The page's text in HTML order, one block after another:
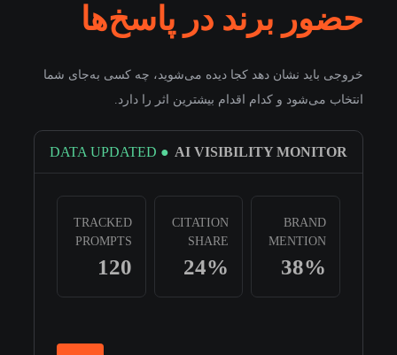
حضور برند در پاسخ‌ها
خروجی باید نشان دهد کجا دیده می‌شوید، چه کسی به‌جای شما
انتخاب می‌شود و کدام اقدام بیشترین اثر را دارد.
AI VISIBILITY MONITOR
● DATA UPDATED
BRAND
MENTION
38%
CITATION
SHARE
24%
TRACKED
PROMPTS
120